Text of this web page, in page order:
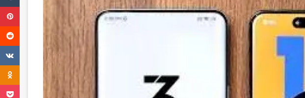
Pinterest
Reddit
VKontakte
Odnoklassniki
Pocket